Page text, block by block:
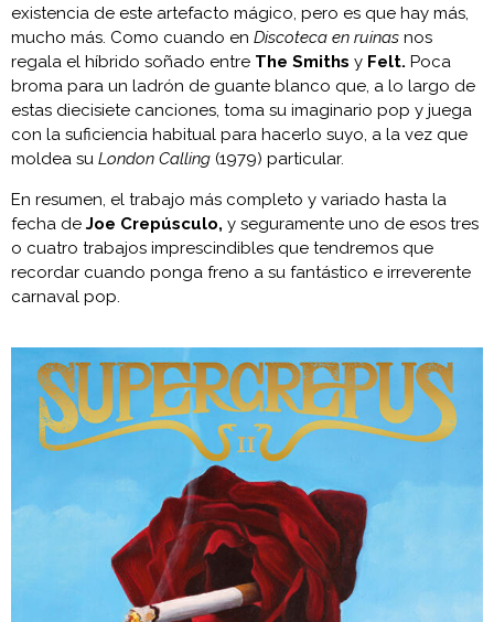
existencia de este artefacto mágico, pero es que hay más,
mucho más. Como cuando en Discoteca en ruinas nos
regala el híbrido soñado entre The Smiths y Felt. Poca
broma para un ladrón de guante blanco que, a lo largo de
estas diecisiete canciones, toma su imaginario pop y juega
con la suficiencia habitual para hacerlo suyo, a la vez que
moldea su London Calling (1979) particular.
En resumen, el trabajo más completo y variado hasta la
fecha de Joe Crepúsculo, y seguramente uno de esos tres
o cuatro trabajos imprescindibles que tendremos que
recordar cuando ponga freno a su fantástico e irreverente
carnaval pop.